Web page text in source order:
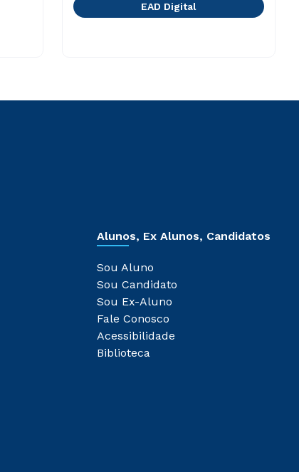
EAD Digital
Alunos, Ex Alunos, Candidatos
Sou Aluno
Sou Candidato
Sou Ex-Aluno
Fale Conosco
Acessibilidade
Biblioteca